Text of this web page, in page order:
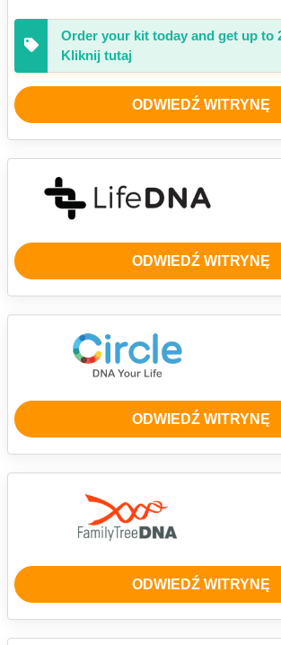
Order your kit today and get up to
Kliknij tutaj
ODWIEDŹ WITRYNĘ
ODWIEDŹ WITRYNĘ
ODWIEDŹ WITRYNĘ
ODWIEDŹ WITRYNĘ